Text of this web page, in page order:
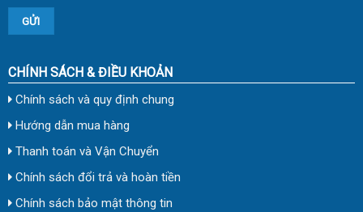
CHÍNH SÁCH & ĐIỀU KHOẢN
Chính sách và quy định chung
Hướng dẫn mua hàng
Thanh toán và Vận Chuyển
Chính sách đổi trả và hoàn tiền
Chính sách bảo mật thông tin